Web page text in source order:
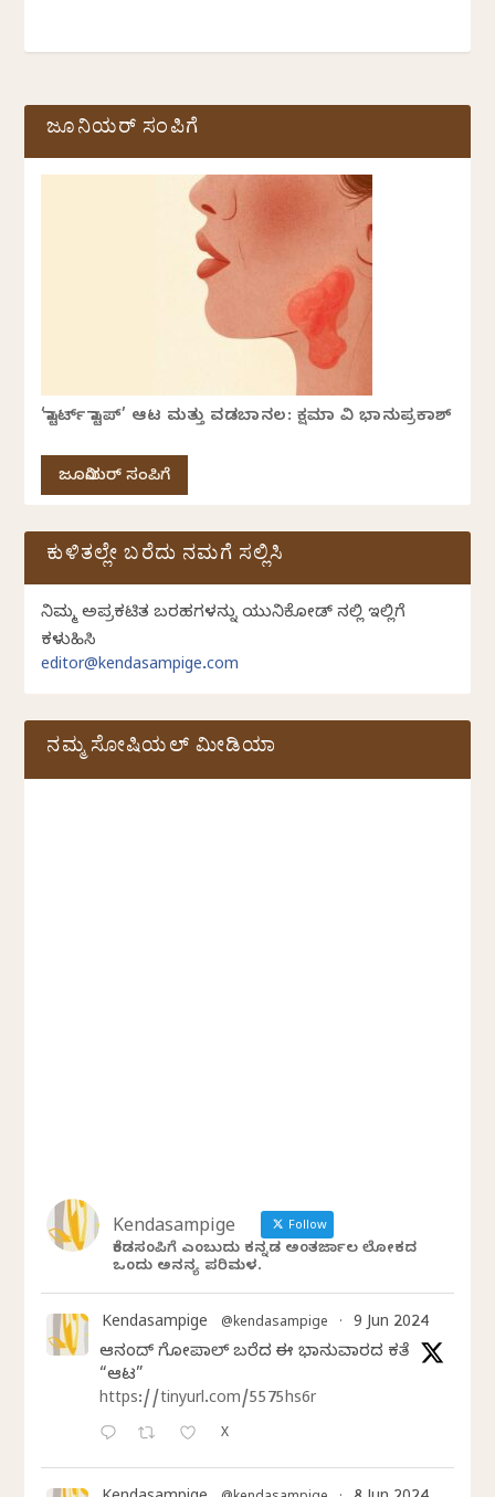
ಜೂನಿಯರ್ ಸಂಪಿಗೆ
‘ಸ್ಟಾರ್ಟ್ ಸ್ಟಾಪ್’ ಆಟ ಮತ್ತು ವಡಬಾನಲ: ಕ್ಷಮಾ ವಿ ಭಾನುಪ್ರಕಾಶ್
ಜೂನಿಯರ್ ಸಂಪಿಗೆ
ಕುಳಿತಲ್ಲೇ ಬರೆದು ನಮಗೆ ಸಲ್ಲಿಸಿ
ನಿಮ್ಮ ಅಪ್ರಕಟಿತ ಬರಹಗಳನ್ನು ಯುನಿಕೋಡ್ ನಲ್ಲಿ ಇಲ್ಲಿಗೆ
ಕಳುಹಿಸಿ
editor@kendasampige.com
ನಮ್ಮ ಸೋಷಿಯಲ್‌ ಮೀಡಿಯಾ
Kendasampige Follow
ಕೆಂಡಸಂಪಿಗೆ ಎಂಬುದು ಕನ್ನಡ ಅಂತರ್ಜಾಲ ಲೋಕದ
ಒಂದು ಅನನ್ಯ ಪರಿಮಳ.
Kendasampige @kendasampige · 9 Jun 2024
ಆನಂದ್‌ ಗೋಪಾಲ್‌ ಬರೆದ ಈ ಭಾನುವಾರದ ಕತೆ
“ಆಟ”
https://tinyurl.com/5575hs6r
X